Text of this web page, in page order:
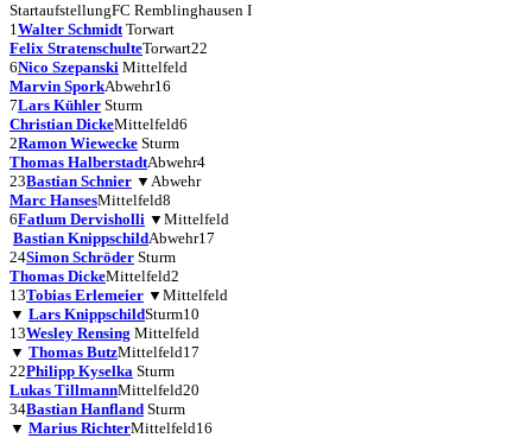
StartaufstellungFC Remblinghausen I
1Walter Schmidt Torwart
Felix StratenschulteTorwart22
6Nico Szepanski Mittelfeld
Marvin SporkAbwehr16
7Lars Kühler Sturm
Christian DickeMittelfeld6
2Ramon Wiewecke Sturm
Thomas HalberstadtAbwehr4
23Bastian Schnier ▼ Abwehr
Marc HansesMittelfeld8
6Fatlum Dervisholli ▼ Mittelfeld
Bastian KnippschildAbwehr17
24Simon Schröder Sturm
Thomas DickeMittelfeld2
13Tobias Erlemeier ▼ Mittelfeld
▼ Lars KnippschildSturm10
13Wesley Rensing Mittelfeld
▼ Thomas ButzMittelfeld17
22Philipp Kyselka Sturm
Lukas TillmannMittelfeld20
34Bastian Hanfland Sturm
▼ Marius RichterMittelfeld16